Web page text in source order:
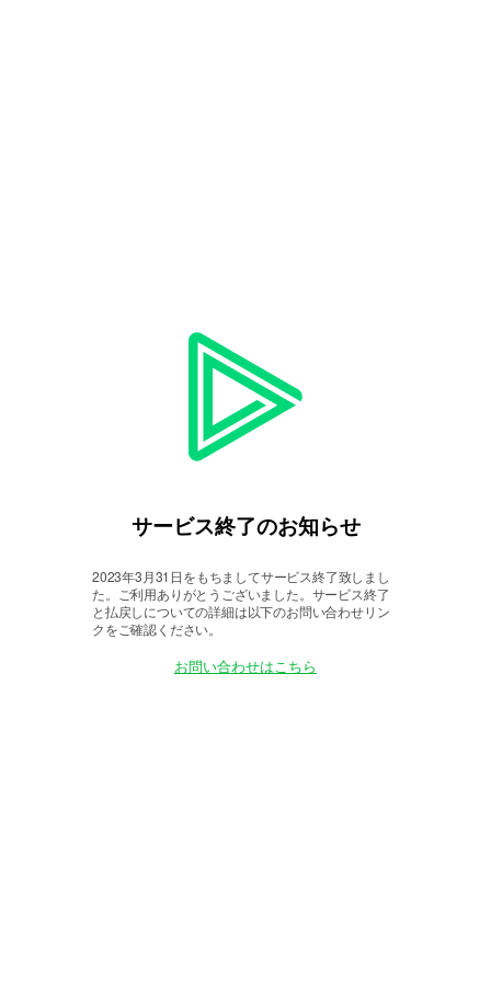
サービス終了のお知らせ
2023年3月31日をもちましてサービス終了致しまし
た。
ご利用ありがとうございました。サービス終了
と払戻しについての詳細は以下のお問い合わせリン
クをご確認ください。
お問い合わせはこちら